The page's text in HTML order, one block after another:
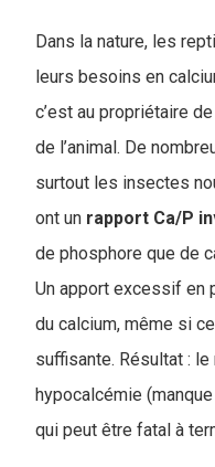
Dans la nature, les
leurs besoins en
c’est au propriétaire
de l’animal. De
surtout les insectes
ont un rapport Ca/P
de phosphore que de
Un apport excessif en
du calcium, même si
suffisante. Résultat :
hypocalcémie
qui peut être fatal à